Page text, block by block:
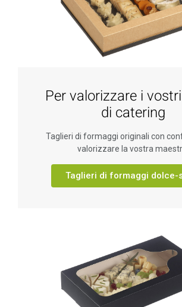
Per valorizzare i
di catering
Taglieri di formaggi originali con
valorizzare la vostra
Taglieri di formaggi dolce-